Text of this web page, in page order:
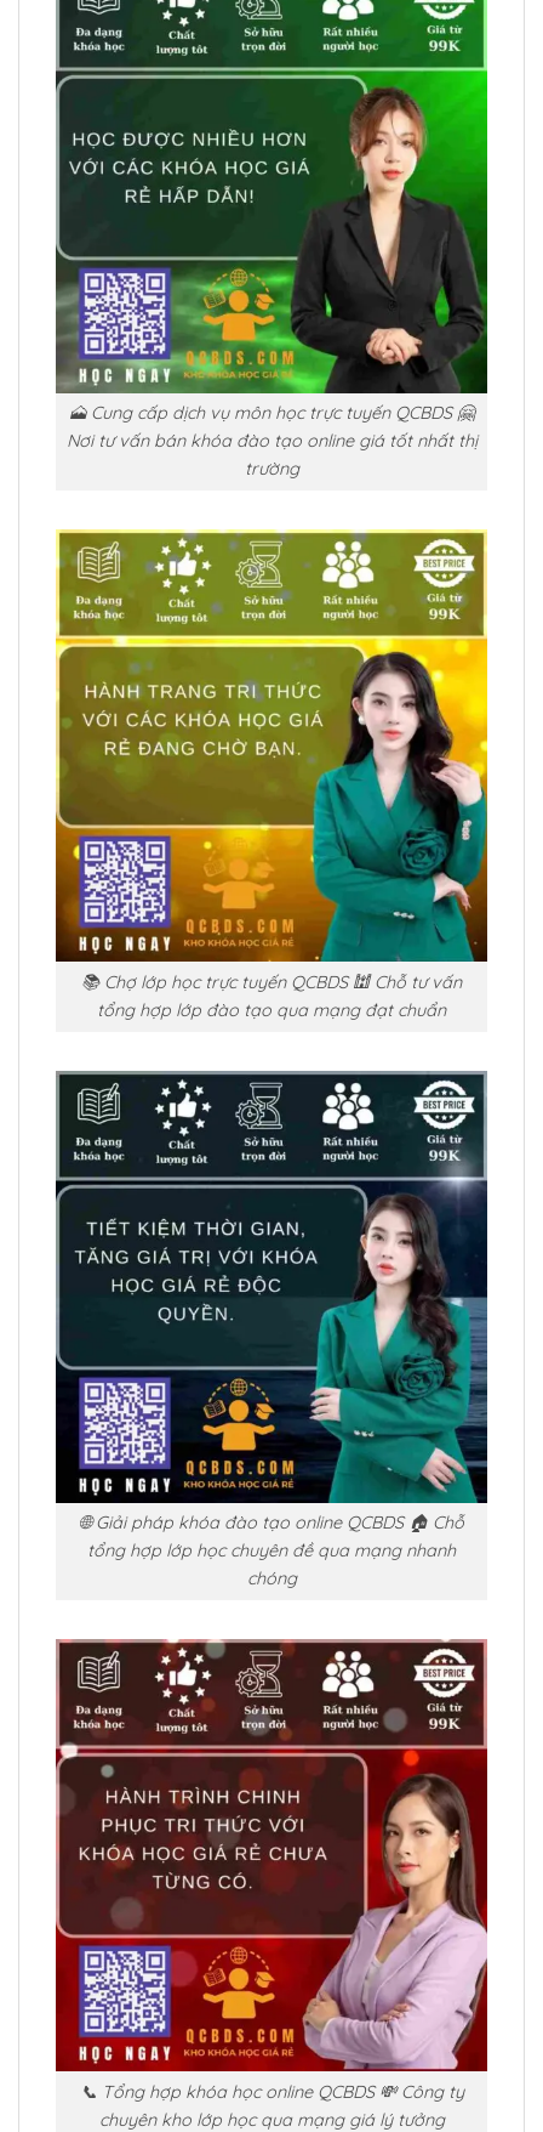
🗻 Cung cấp dịch vụ môn học trực tuyến QCBDS 🤗
Nơi tư vấn bán khóa đào tạo online giá tốt nhất thị
trường
📚 Chợ lớp học trực tuyến QCBDS 🕍 Chỗ tư vấn
tổng hợp lớp đào tạo qua mạng đạt chuẩn
🌐 Giải pháp khóa đào tạo online QCBDS 🏠 Chỗ
tổng hợp lớp học chuyên đề qua mạng nhanh
chóng
📞 Tổng hợp khóa học online QCBDS 💸 Công ty
chuyên kho lớp học qua mạng giá lý tưởng